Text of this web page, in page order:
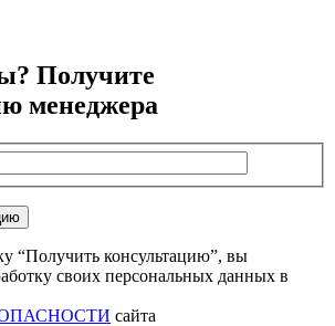
Получите
менеджера
“Получить консультацию”, вы
своих персональных данных в
сайта